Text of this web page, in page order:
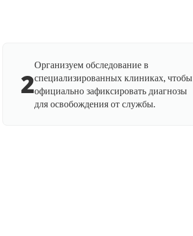
2
Организуем обследование в
специализированных клиниках, чтобы
официально зафиксировать диагнозы
для освобождения от службы.